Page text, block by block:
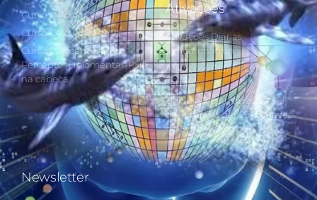
Curso Cálculo Parte 1
Curso Cálculo Parte 2
Curso Colocando o
Perceptor Holomental (PH)
na cabeça
Ativações
Ativações Diárias
Synchronotron
Ativações Diárias Lei do
Tempo
Estudos Postulados da Lei
do Tempo e das 260 Chaves
do Synchronotron
Newsletter